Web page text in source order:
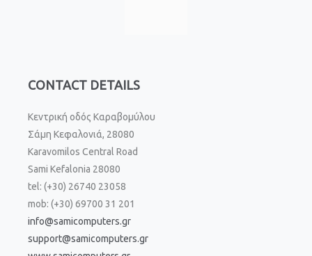
CONTACT DETAILS
Κεντρική οδός Καραβομύλου
Σάμη Κεφαλονιά, 28080
Karavomilos Central Road
Sami Kefalonia 28080
tel: (+30) 26740 23058
mob: (+30) 69700 31 201
info@samicomputers.gr
support@samicomputers.gr